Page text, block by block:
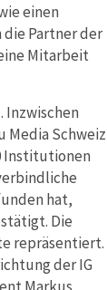
einen
die Partner der
Mitarbeit
Inzwischen
Media Schweiz
Institutionen
hat,
Die
repräsentiert.
der IG